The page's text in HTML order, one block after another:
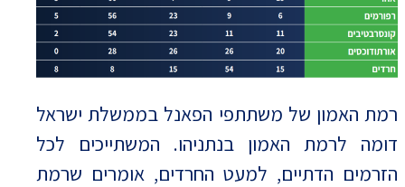
רמת האמון של משתתפי הפאנל בממשלת ישראל
דומה לרמת האמון בנתניהו. המשתייכים לכל
הזרמים הדתיים, למעט החרדים, אומרים שרמת